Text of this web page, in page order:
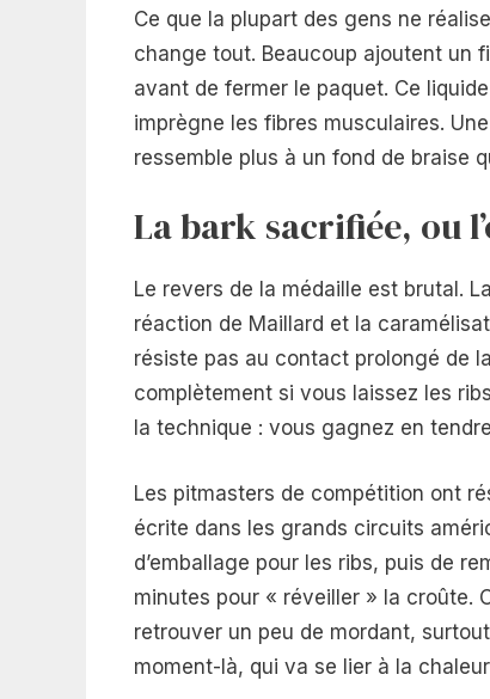
Ce que la plupart des gens ne
change tout. Beaucoup ajoutent un
avant de fermer le paquet. Ce
imprègne les fibres musculaires.
ressemble plus à un fond de braise
La bark sacrifiée, ou
Le revers de la médaille est brutal.
réaction de Maillard et la
résiste pas au contact prolongé de
complètement si vous laissez les
la technique : vous gagnez en
Les pitmasters de compétition ont
écrite dans les grands circuits
d’emballage pour les ribs, puis de
minutes pour « réveiller » la croûte.
retrouver un peu de mordant,
moment-là, qui va se lier à la